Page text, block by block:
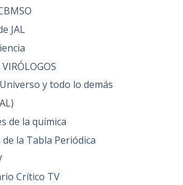
JAL
VIRÓLOGOS
y todo lo demás
de la química
de la Tabla Periódica
Crítico TV